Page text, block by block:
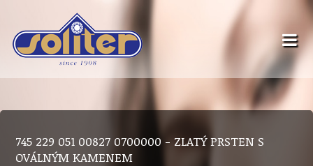
745 229 051 00827 0700000 - ZLATÝ PRSTEN S
OVÁLNÝM KAMENEM